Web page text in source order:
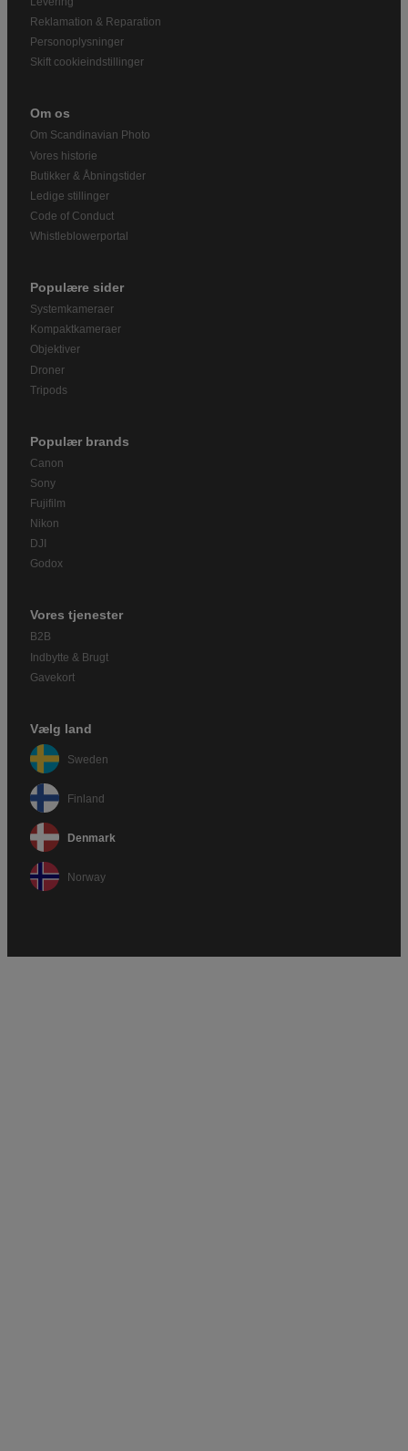
Reklamation & Reparation
Personoplysninger
Skift cookieindstillinger
Om os
Om Scandinavian Photo
Vores historie
Butikker & Åbningstider
Ledige stillinger
Code of Conduct
Whistleblowerportal
Populære sider
Systemkameraer
Kompaktkameraer
Objektiver
Droner
Tripods
Populær brands
Canon
Sony
Fujifilm
Nikon
DJI
Godox
Vores tjenester
B2B
Indbytte & Brugt
Gavekort
Vælg land
Sweden
Finland
Denmark
Norway